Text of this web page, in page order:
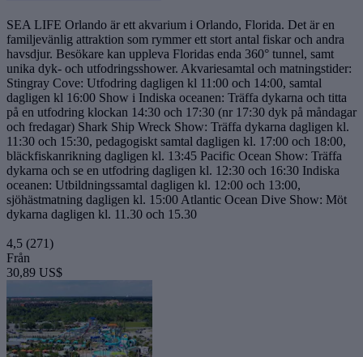
SEA LIFE Orlando är ett akvarium i Orlando, Florida. Det är en
familjevänlig attraktion som rymmer ett stort antal fiskar och andra
havsdjur. Besökare kan uppleva Floridas enda 360° tunnel, samt
unika dyk- och utfodringsshower. Akvariesamtal och matningstider:
Stingray Cove: Utfodring dagligen kl 11:00 och 14:00, samtal
dagligen kl 16:00 Show i Indiska oceanen: Träffa dykarna och titta
på en utfodring klockan 14:30 och 17:30 (nr 17:30 dyk på måndagar
och fredagar) Shark Ship Wreck Show: Träffa dykarna dagligen kl.
11:30 och 15:30, pedagogiskt samtal dagligen kl. 17:00 och 18:00,
bläckfiskanrikning dagligen kl. 13:45 Pacific Ocean Show: Träffa
dykarna och se en utfodring dagligen kl. 12:30 och 16:30 Indiska
oceanen: Utbildningssamtal dagligen kl. 12:00 och 13:00,
sjöhästmatning dagligen kl. 15:00 Atlantic Ocean Dive Show: Möt
dykarna dagligen kl. 11.30 och 15.30
4,5 (271)
Från
30,89 US$